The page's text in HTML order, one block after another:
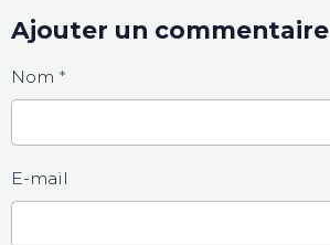
Ajouter un commentaire
Nom
E-mail